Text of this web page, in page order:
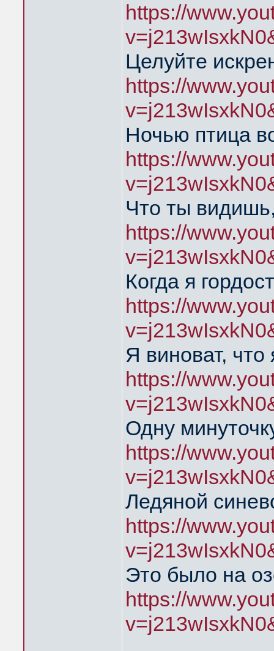
https://
Целуйте
https://
Ночью птица
https://
Что ты
https://
Когда я
https://
Я виноват,
https://
Одну
https://
Ледяной
https://
Это было на
https://